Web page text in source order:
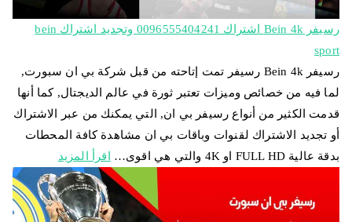
رسيفر Bein 4k اشتراك 0096555404241 وتجديد اشتراك bein
sport
رسيفر Bein 4k رسيفر تمت إتاحته من قبل شركة بي ان سبورت,
لما فيه من خصائص وميزات تعتبر ثورة في عالم الديجتال, كما أنها
قدمت الكثير من أنواع رسيفر بي ان, التي يمكنك من عبر الاشتراك
أو تجديد الاشتراك لقنوات وباقات بي ان مشاهدة كافة المحطات
بدقة عالية FULL HD او 4K والتي هي اقوى…
اقرأ المزيد